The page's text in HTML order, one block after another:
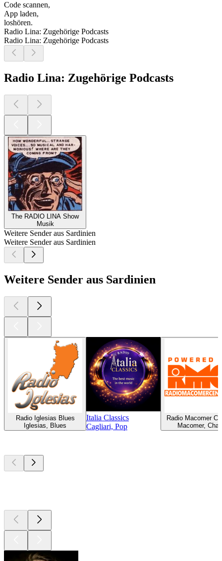
Code scannen,
App laden,
loshören.
Radio Lina: Zugehörige Podcasts
Radio Lina: Zugehörige Podcasts
Radio Lina: Zugehörige Podcasts
The RADIO LINA Show
Musik
Weitere Sender aus Sardinien
Weitere Sender aus Sardinien
Weitere Sender aus Sardinien
Radio Iglesias Blues
Iglesias, Blues
Italia Classics
Cagliari, Pop
Radio Macomer
Macomer,